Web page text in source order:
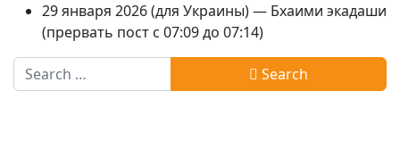
29 января 2026 (для Украины) — Бхаими экадаши
(прервать пост с 07:09 до 07:14)
Search
Search